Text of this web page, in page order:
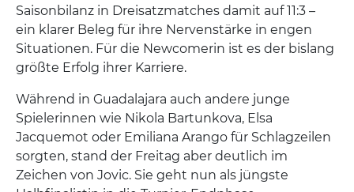
Saisonbilanz in Dreisatzmatches damit auf 11:3 –
ein klarer Beleg für ihre Nervenstärke in engen
Situationen. Für die Newcomerin ist es der bislang
größte Erfolg ihrer Karriere.
Während in Guadalajara auch andere junge
Spielerinnen wie Nikola Bartunkova, Elsa
Jacquemot oder Emiliana Arango für Schlagzeilen
sorgten, stand der Freitag aber deutlich im
Zeichen von Jovic. Sie geht nun als jüngste